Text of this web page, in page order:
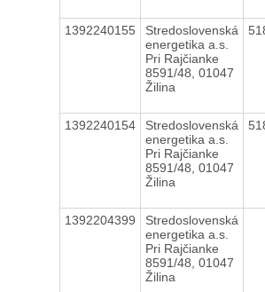
1392240155
Stredoslovenská
energetika a.s.
Pri Rajčianke
8591/48, 01047
Žilina
1392240154
Stredoslovenská
energetika a.s.
Pri Rajčianke
8591/48, 01047
Žilina
1392204399
Stredoslovenská
energetika a.s.
Pri Rajčianke
8591/48, 01047
Žilina